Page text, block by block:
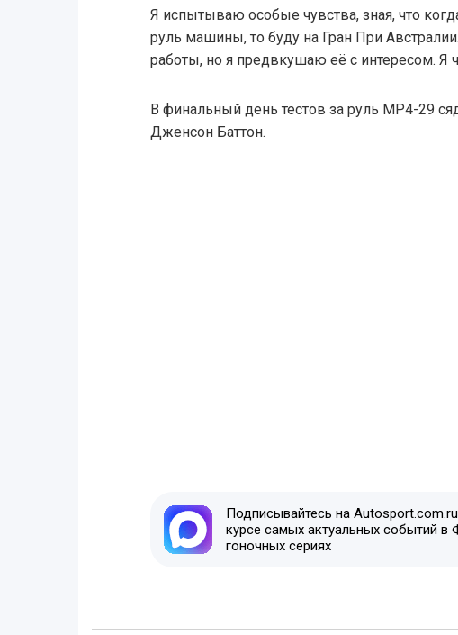
Я испытываю особые чувства, зная, что
руль машины, то буду на Гран При
работы, но я предвкушаю её с интересом. Я
В финальный день тестов за руль MP4-29
Дженсон Баттон.
Подписывайтесь на
курсе самых актуальных событий в
гоночных сериях